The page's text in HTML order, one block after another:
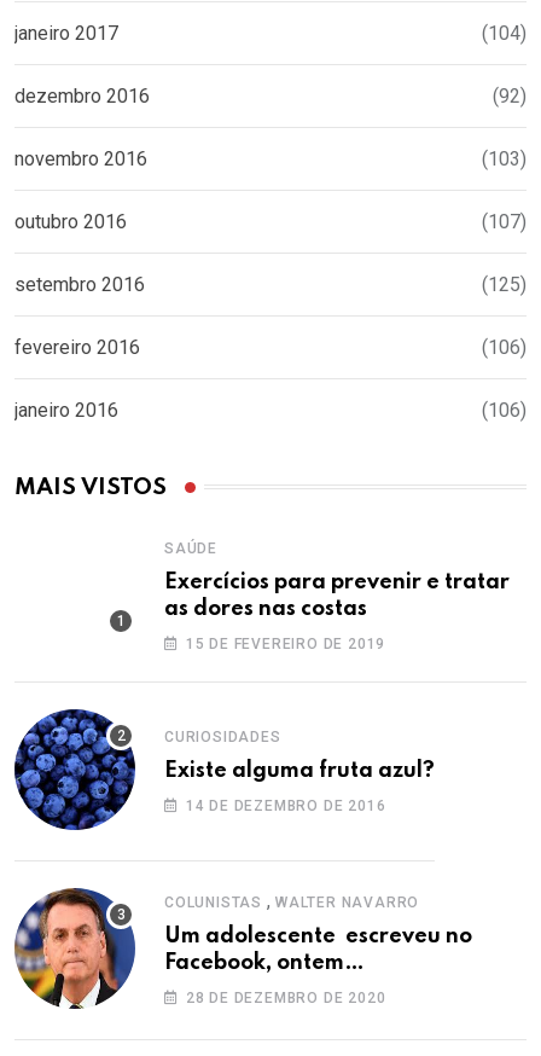
janeiro 2017 (104)
dezembro 2016 (92)
novembro 2016 (103)
outubro 2016 (107)
setembro 2016 (125)
fevereiro 2016 (106)
janeiro 2016 (106)
MAIS VISTOS
SAÚDE
Exercícios para prevenir e tratar
as dores nas costas
15 DE FEVEREIRO DE 2019
CURIOSIDADES
Existe alguma fruta azul?
14 DE DEZEMBRO DE 2016
COLUNISTAS , WALTER NAVARRO
Um adolescente escreveu no
Facebook, ontem…
28 DE DEZEMBRO DE 2020